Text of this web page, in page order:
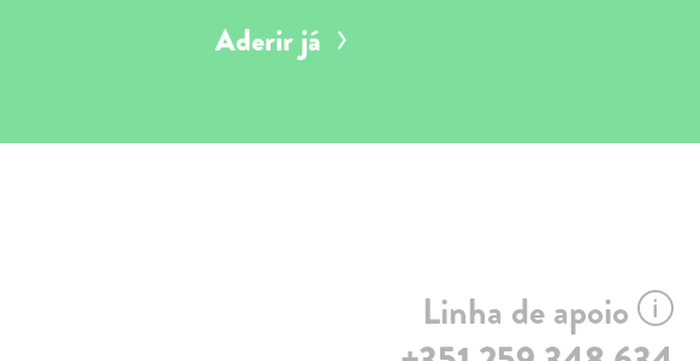
Aderir já
Linha de apoio